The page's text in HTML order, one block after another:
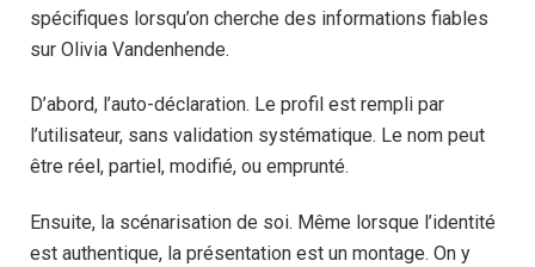
spécifiques lorsqu’on cherche des informations fiables
sur Olivia Vandenhende.
D’abord, l’auto-déclaration. Le profil est rempli par
l’utilisateur, sans validation systématique. Le nom peut
être réel, partiel, modifié, ou emprunté.
Ensuite, la scénarisation de soi. Même lorsque l’identité
est authentique, la présentation est un montage. On y